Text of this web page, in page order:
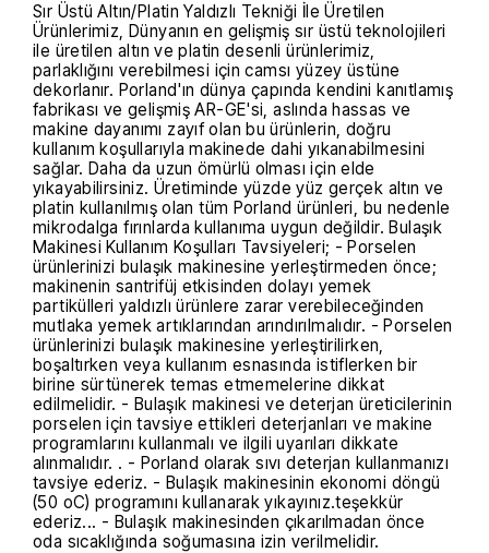
Sır Üstü Altın/Platin Yaldızlı Tekniği İle Üretilen
Ürünlerimiz, Dünyanın en gelişmiş sır üstü teknolojileri
ile üretilen altın ve platin desenli ürünlerimiz,
parlaklığını verebilmesi için camsı yüzey üstüne
dekorlanır. Porland'ın dünya çapında kendini kanıtlamış
fabrikası ve gelişmiş AR-GE'si, aslında hassas ve
makine dayanımı zayıf olan bu ürünlerin, doğru
kullanım koşullarıyla makinede dahi yıkanabilmesini
sağlar. Daha da uzun ömürlü olması için elde
yıkayabilirsiniz. Üretiminde yüzde yüz gerçek altın ve
platin kullanılmış olan tüm Porland ürünleri, bu nedenle
mikrodalga fırınlarda kullanıma uygun değildir. Bulaşık
Makinesi Kullanım Koşulları Tavsiyeleri; - Porselen
ürünlerinizi bulaşık makinesine yerleştirmeden önce;
makinenin santrifüj etkisinden dolayı yemek
partikülleri yaldızlı ürünlere zarar verebileceğinden
mutlaka yemek artıklarından arındırılmalıdır. - Porselen
ürünlerinizi bulaşık makinesine yerleştirilirken,
boşaltırken veya kullanım esnasında istiflerken bir
birine sürtünerek temas etmemelerine dikkat
edilmelidir. - Bulaşık makinesi ve deterjan üreticilerinin
porselen için tavsiye ettikleri deterjanları ve makine
programlarını kullanmalı ve ilgili uyarıları dikkate
alınmalıdır. . - Porland olarak sıvı deterjan kullanmanızı
tavsiye ederiz. - Bulaşık makinesinin ekonomi döngü
(50 oC) programını kullanarak yıkayınız.teşekkür
ederiz... - Bulaşık makinesinden çıkarılmadan önce
oda sıcaklığında soğumasına izin verilmelidir.